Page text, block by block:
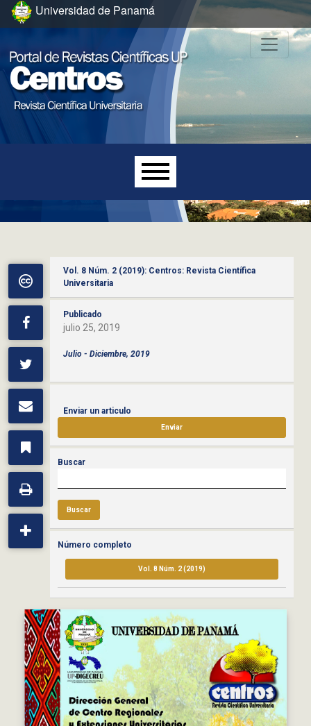
Ir al menú de navegación principal
Ir al contenido principal
Ir al pie de página del sitio
Universidad de Panamá
Menú principal
Vol. 8 Núm. 2 (2019): Centros: Revista Científica
Universitaria
Publicado
julio 25, 2019
Julio - Diciembre, 2019
Enviar un articulo
Enviar
Buscar
Buscar
Número completo
Vol. 8 Núm. 2 (2019)